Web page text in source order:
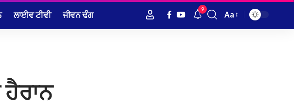
ਲਾਈਵ ਟੀਵੀ ਜੀਵਨ ਢੰਗ 9
Font
Aa